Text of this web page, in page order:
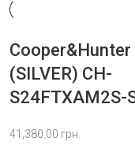
Cooper&Hunter
(SILVER) CH-
S24FTXAM2S-
41,380.00 грн.